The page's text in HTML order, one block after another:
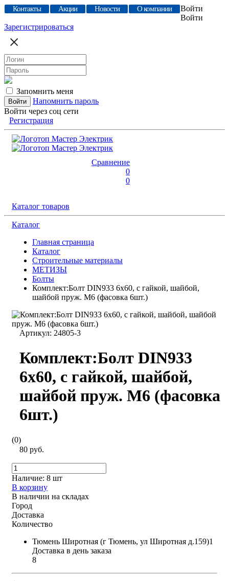
Контакты Акции Новости О компании
Войти
Войти
Зарегистрироваться
Запомнить меня
Напомнить пароль
Войти через соц сети
Регистрация
Сравнение
0
0
Каталог товаров
Каталог
Главная страница
Каталог
Строительные материалы
МЕТИЗЫ
Болты
Комплект:Болт DIN933 6х60, с гайкой, шайбой,
шайбой пруж. М6 (фасовка 6шт.)
Артикул: 24805-3
Комплект:Болт DIN933
6х60, с гайкой, шайбой,
шайбой пруж. М6 (фасовка
6шт.)
(0)
80 руб.
Наличие: 8 шт
В корзину
В наличии на складах
Город
Доставка
Количество
Тюмень Широтная (г Тюмень, ул Широтная д.159)1
Доставка в день заказа
8